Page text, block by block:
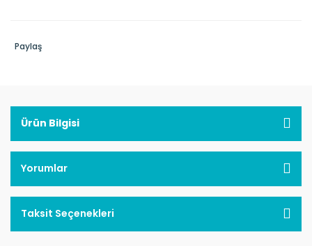
Paylaş
Ürün Bilgisi
Yorumlar
Taksit Seçenekleri